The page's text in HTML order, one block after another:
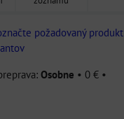
požadovaný
Osobne • 0 € •